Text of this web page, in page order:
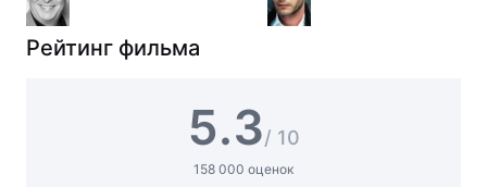
Рейтинг фильма
5.3/ 10
158 000 оценок